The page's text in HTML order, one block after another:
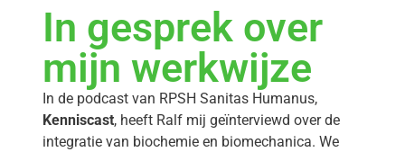
In gesprek over
mijn werkwijze
In de podcast van RPSH Sanitas Humanus,
Kenniscast, heeft Ralf mij geïnterviewd over de
integratie van biochemie en biomechanica. We